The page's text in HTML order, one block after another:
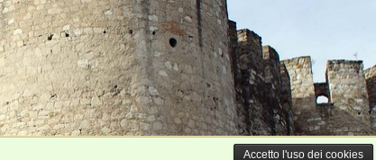
Accetto l'uso dei cookies